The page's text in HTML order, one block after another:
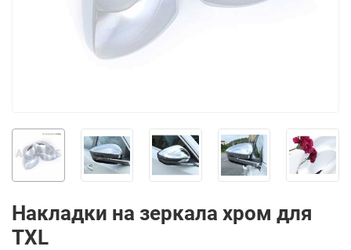
Накладки на зеркала хром для
TXL